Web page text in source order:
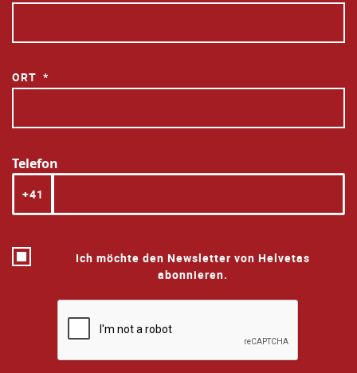
ORT
Telefon
+41
Ich möchte den Newsletter von Helvetas
abonnieren.